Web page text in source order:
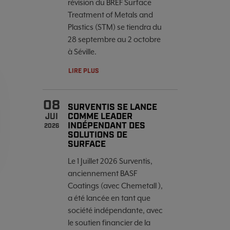
révision du BREF Surface
Treatment of Metals and
Plastics (STM) se tiendra du
28 septembre au 2 octobre
à Séville.
LIRE PLUS
08
JUI
2026
SURVENTIS SE LANCE
COMME LEADER
INDÉPENDANT DES
SOLUTIONS DE
SURFACE
Le 1 Juillet 2026 Surventis,
anciennement BASF
Coatings (avec Chemetall ),
a été lancée en tant que
société indépendante, avec
le soutien financier de la